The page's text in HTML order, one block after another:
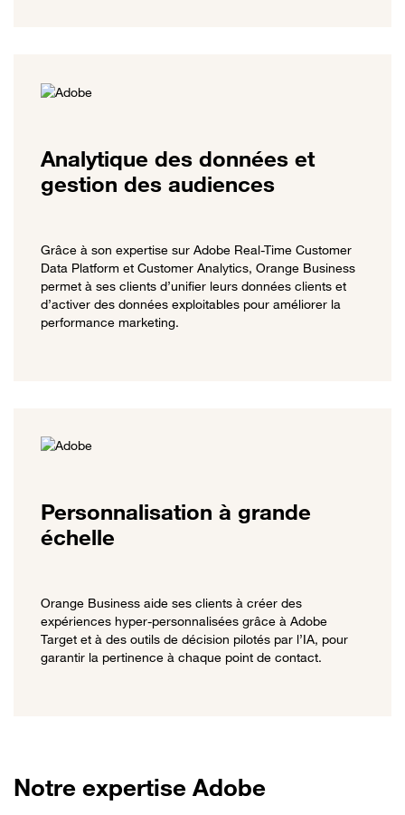
Analytique des données et
gestion des audiences
Grâce à son expertise sur Adobe Real-Time Customer
Data Platform et Customer Analytics, Orange Business
permet à ses clients d’unifier leurs données clients et
d’activer des données exploitables pour améliorer la
performance marketing.
Personnalisation à grande
échelle
Orange Business aide ses clients à créer des
expériences hyper-personnalisées grâce à Adobe
Target et à des outils de décision pilotés par l’IA, pour
garantir la pertinence à chaque point de contact.
Notre expertise Adobe